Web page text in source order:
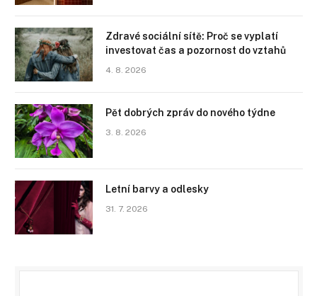
Zdravé sociální sítě: Proč se vyplatí
investovat čas a pozornost do vztahů
4. 8. 2026
Pět dobrých zpráv do nového týdne
3. 8. 2026
Letní barvy a odlesky
31. 7. 2026